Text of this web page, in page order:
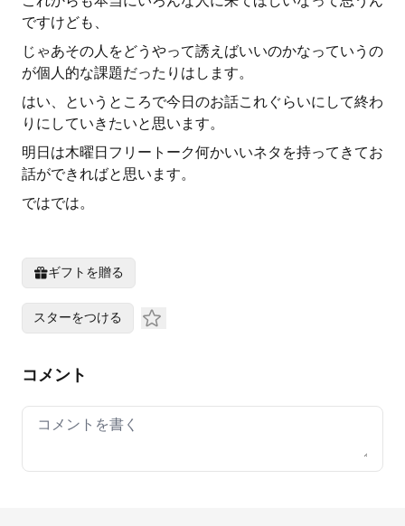
ですけども、
じゃあその人をどうやって誘えばいいのかなっていうの
が個人的な課題だったりはします。
はい、というところで今日のお話これぐらいにして終わ
りにしていきたいと思います。
明日は木曜日フリートーク何かいいネタを持ってきてお
話ができればと思います。
ではでは。
ギフトを贈る
スターをつける
コメント
Your comment